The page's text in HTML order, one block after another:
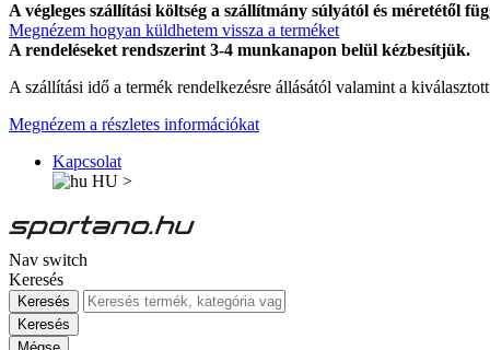
A végleges szállítási költség a szállítmány súlyától és méretétől
Megnézem hogyan küldhetem vissza a terméket
A rendeléseket rendszerint 3-4 munkanapon belül kézbesítjük.
A szállítási idő a termék rendelkezésre állásától valamint a
Megnézem a részletes információkat
Kapcsolat
HU >
Nav switch
Keresés
Keresés
Keresés